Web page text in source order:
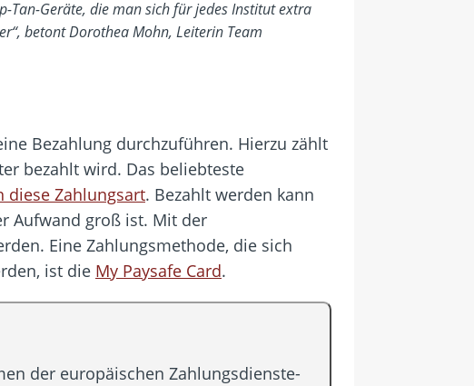
Tan-Geräte, die man sich für jedes Institut extra
betont Dorothea Mohn, Leiterin Team
Bezahlung durchzuführen. Hierzu zählt
bezahlt wird. Das beliebteste
diese Zahlungsart. Bezahlt werden kann
Aufwand groß ist. Mit der
Eine Zahlungsmethode, die sich
ist die My Paysafe Card.
der europäischen Zahlungsdienste-